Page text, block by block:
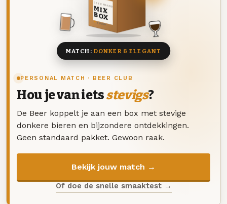
PERSONAL MATCH · BEER CLUB
Hou je van ietsstevigs?
De Beer koppelt je aan een box met stevige
donkere bieren en bijzondere ontdekkingen.
Geen standaard pakket. Gewoon raak.
Bekijk jouw match →
Of doe de snelle smaaktest →
DEZE MAAND
MIX
BOX
8 BIEREN
MATCH: DONKER & ELEGANT